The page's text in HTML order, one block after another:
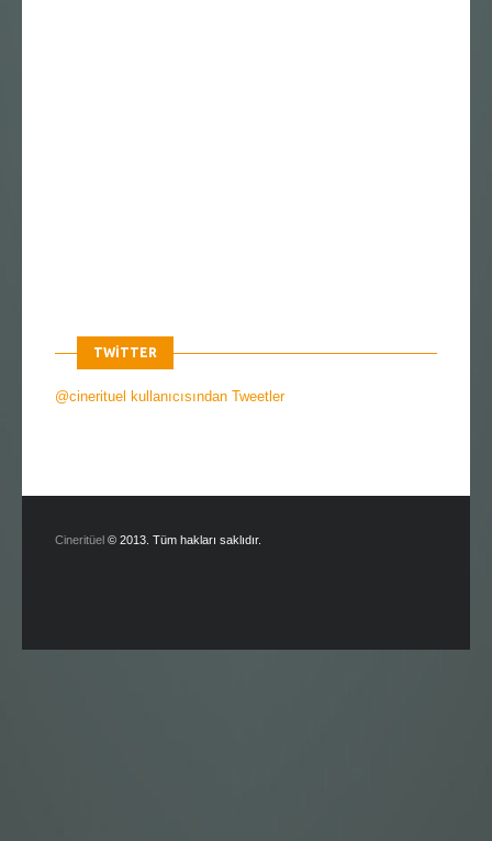
TWITTER
@cinerituel kullanıcısından Tweetler
Cineritüel © 2013. Tüm hakları saklıdır.